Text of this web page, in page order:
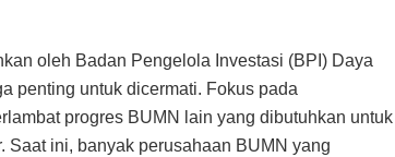
oleh Badan Pengelola Investasi (BPI) Daya
penting untuk dicermati. Fokus pada
progres BUMN lain yang dibutuhkan untuk
Saat ini, banyak perusahaan BUMN yang